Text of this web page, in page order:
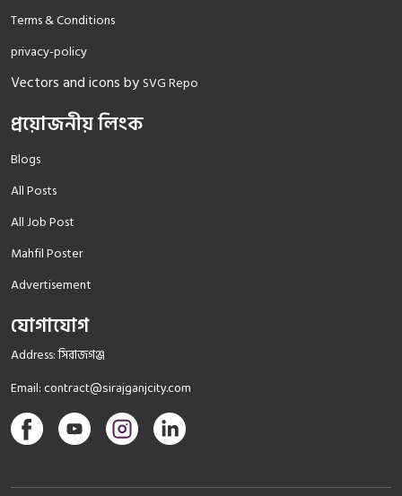
Terms & Conditions
privacy-policy
Vectors and icons by SVG Repo
প্রয়োজনীয় লিংক
Blogs
All Posts
All Job Post
Mahfil Poster
Advertisement
যোগাযোগ
Address: সিরাজগঞ্জ
Email:contract@sirajganjcity.com